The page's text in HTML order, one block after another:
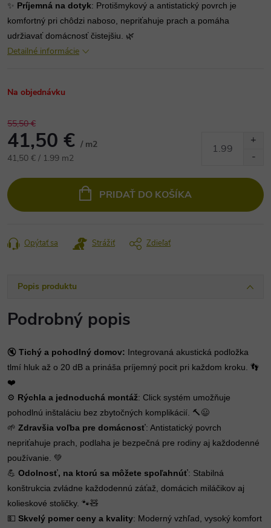
✨ Príjemná na dotyk: Protišmykový a antistatický povrch je
komfortný pri chôdzi naboso, nepriťahuje prach a pomáha
udržiavať domácnosť čistejšiu. 🌿
Detailné informácie
Na objednávku
55,50 €
41,50 € / m2
Jednotková
41,50 € / 1.99 m2
PRIDAŤ DO KOŠÍKA
Opýtať sa Strážiť Zdieľať
Popis produktu
Podrobný popis
🔇 Tichý a pohodlný domov: Integrovaná akustická podložka
tlmí hluk až o 20 dB a prináša príjemný pocit pri každom kroku. 👣
❤️
⚙️ Rýchla a jednoduchá montáž: Click systém umožňuje
pohodlnú inštaláciu bez zbytočných komplikácií. 🔨😃
🌱 Zdravšia voľba pre domácnosť: Antistatický povrch
nepriťahuje prach, podlaha je bezpečná pre rodiny aj každodenné
používanie. 💚
💪 Odolnosť, na ktorú sa môžete spoľahnúť: Stabilná
konštrukcia zvládne každodennú záťaž, domácich miláčikov aj
kolieskové stoličky. 🐾🧸
💵 Skvelý pomer ceny a kvality: Moderný vzhľad, vysoký komfort